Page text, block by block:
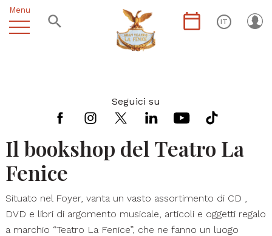
Menu
IT
Seguici su
Il bookshop del Teatro La
Fenice
Situato nel Foyer, vanta un vasto assortimento di CD ,
DVD e libri di argomento musicale, articoli e oggetti regalo
a marchio “Teatro La Fenice”, che ne fanno un luogo